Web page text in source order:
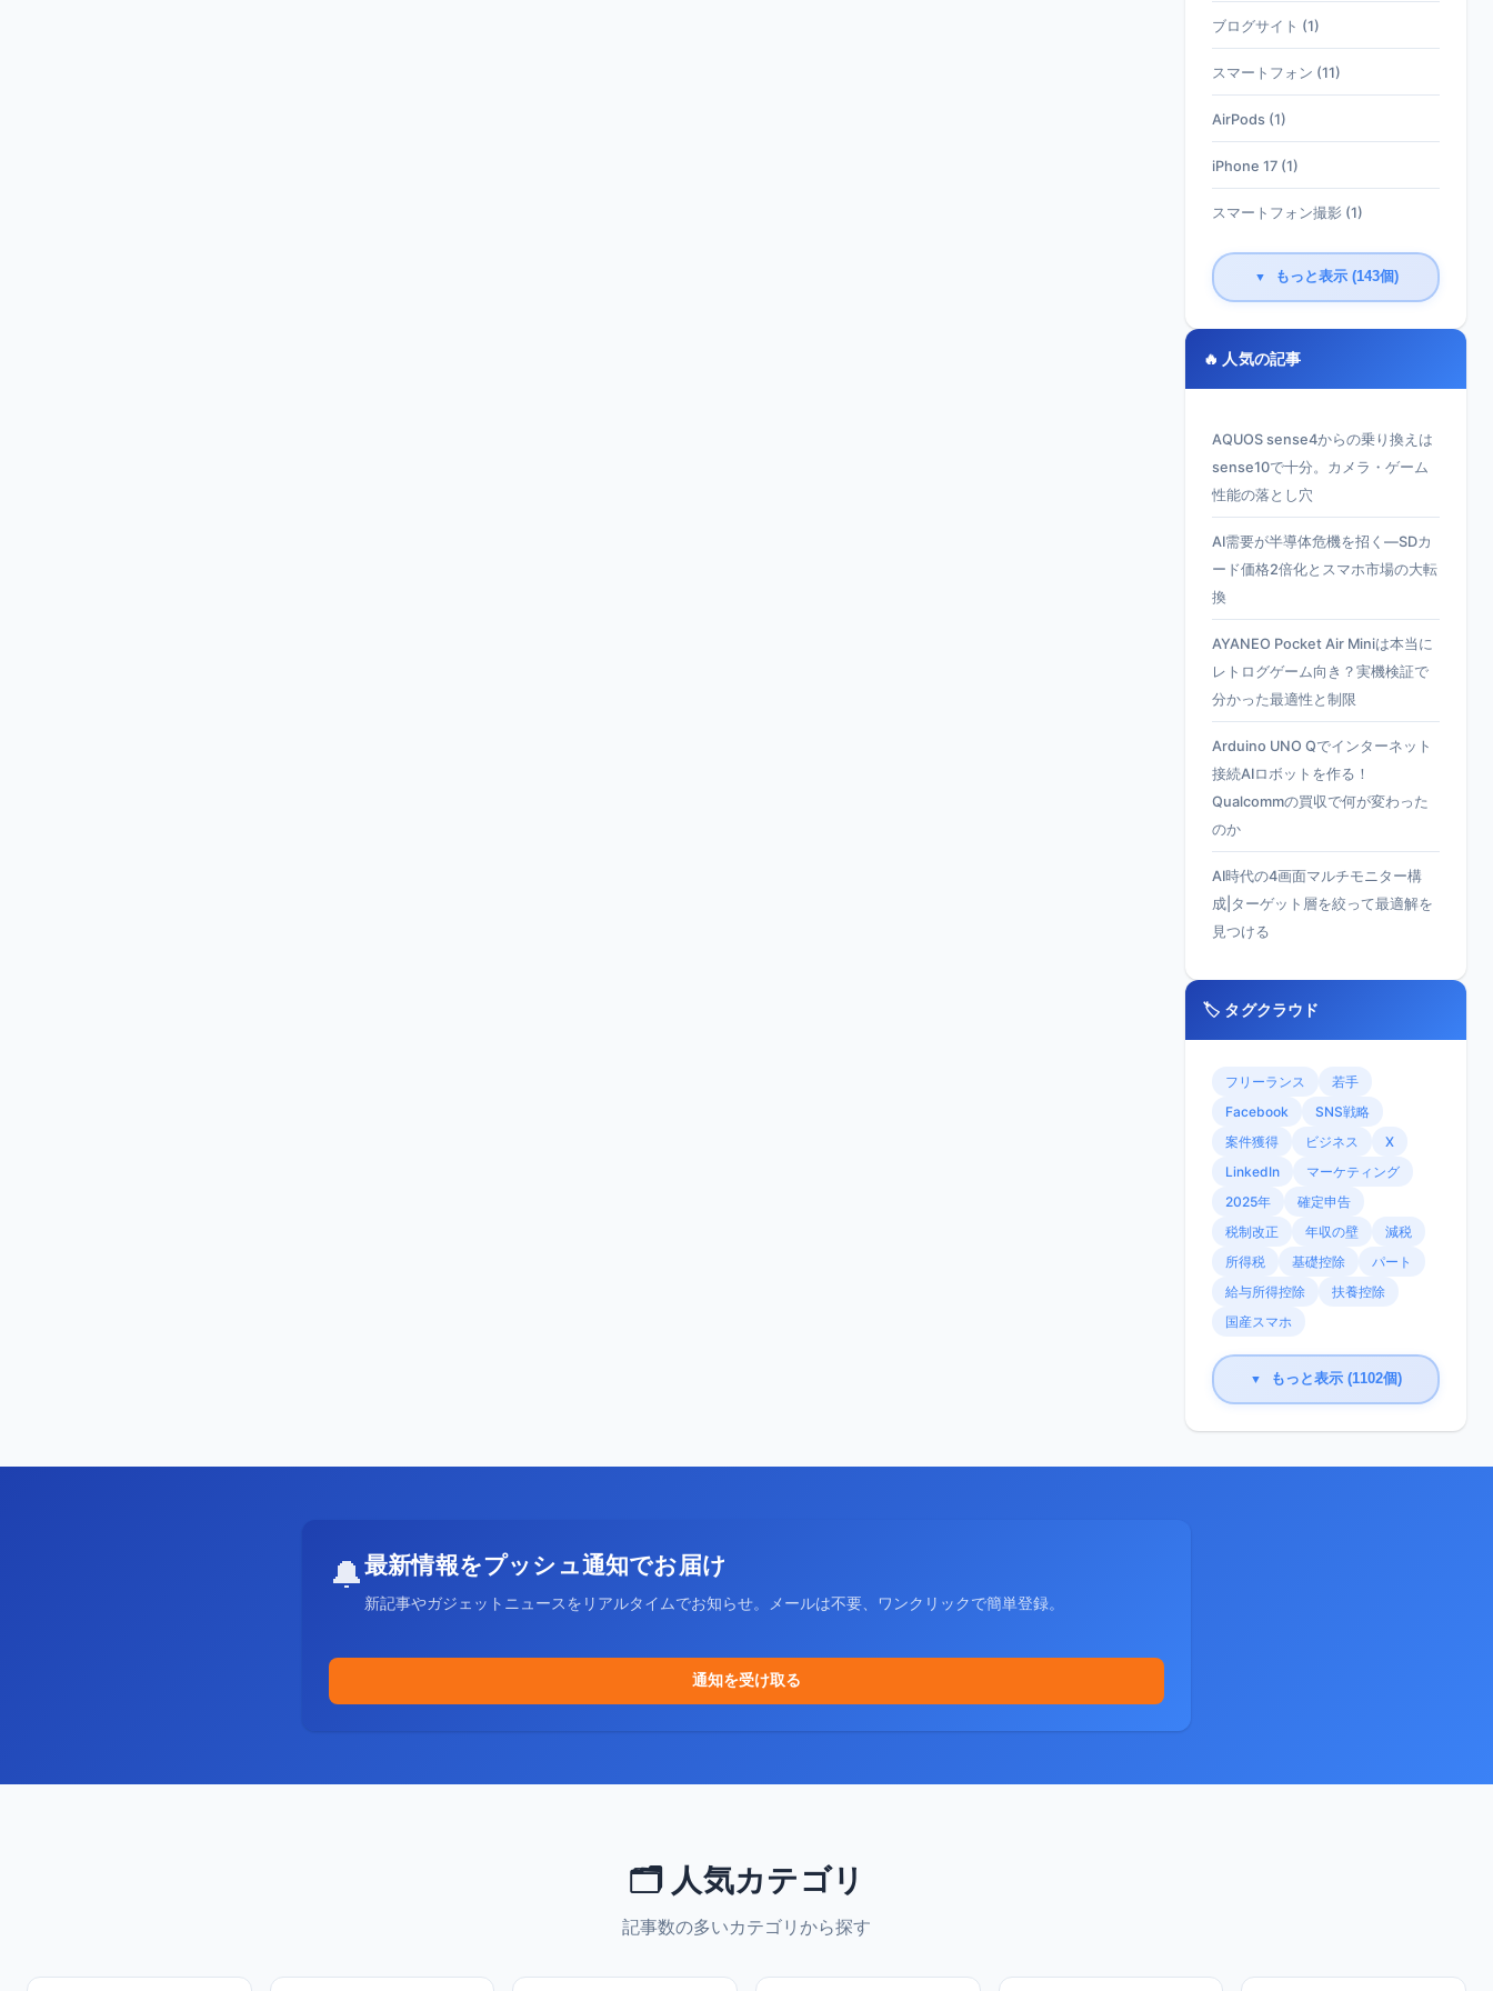
ブログサイト (1)
スマートフォン (11)
AirPods (1)
iPhone 17 (1)
スマートフォン撮影 (1)
▼ もっと表示 (143個)
🔥 人気の記事
AQUOS sense4からの乗り換えは
sense10で十分。カメラ・ゲーム
性能の落とし穴
AI需要が半導体危機を招く—SDカ
ード価格2倍化とスマホ市場の大転
換
AYANEO Pocket Air Miniは本当に
レトログゲーム向き？実機検証で
分かった最適性と制限
Arduino UNO Qでインターネット
接続AIロボットを作る！
Qualcommの買収で何が変わった
のか
AI時代の4画面マルチモニター構
成|ターゲット層を絞って最適解を
見つける
🏷️ タグクラウド
フリーランス
若手
Facebook
SNS戦略
案件獲得
ビジネス
X
LinkedIn
マーケティング
2025年
確定申告
税制改正
年収の壁
減税
所得税
基礎控除
パート
給与所得控除
扶養控除
国産スマホ
▼ もっと表示 (1102個)
🔔最新情報をプッシュ通知でお届け
新記事やガジェットニュースをリアルタイムでお知らせ。メールは不要、ワンクリックで簡単登録。
通知を受け取る
🗂️ 人気カテゴリ
記事数の多いカテゴリから探す